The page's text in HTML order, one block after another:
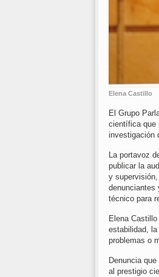
Elena Castillo
El Grupo
científica que
investigación
La portavoz
publicar la
y
denunciantes
técnico para
Elena
estabilidad, la
problemas o
Denuncia
al prestigio